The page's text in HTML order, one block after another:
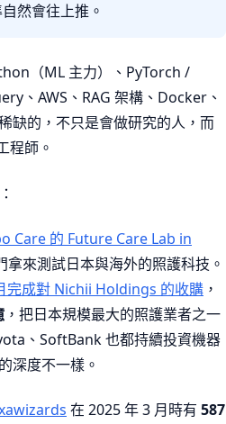
然會往上推。
（ML 主力）、PyTorch /
、AWS、RAG 架構、Docker、
缺的，不只是會做研究的人，而
程師。
Care 的 Future Care Lab in
拿來測試日本與海外的照護科技。
完成對 Nichii Holdings 的收購 ，
，把日本規模最大的照護業者之一
、SoftBank 也都持續投資機器
深度不一樣。
在 2025 年 3 月時有 587